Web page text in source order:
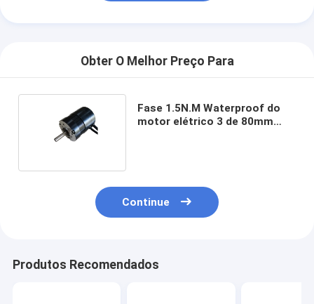
Obter O Melhor Preço Para
Fase 1.5N.M Waterproof do
motor elétrico 3 de 80mm
Continue
Produtos Recomendados